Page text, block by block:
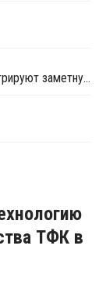
Цены на бензол в Восточном Китае демонстрируют заметную тенденцию к росту
ТФК в